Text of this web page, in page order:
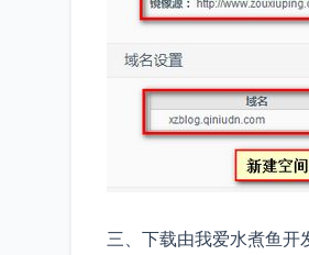
三、下载由我爱水煮鱼开